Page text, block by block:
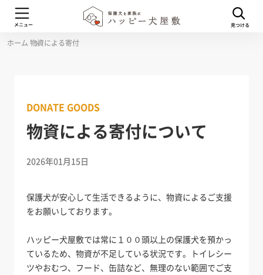
ホーム 物資による寄付
DONATE GOODS
物資による寄付について
2026年01月15日
保護犬が安心して生活できるように、物資によるご支援
をお願いしております。
ハッピー犬屋敷では常に１００頭以上の保護犬を預かっ
ているため、物資が不足している状況です。トイレシー
ツやおむつ、フード、缶詰など、無理のない範囲でご支